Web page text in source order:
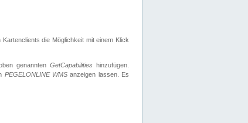
die Möglichkeit mit einem Klick
genannten GetCapabilities hinzufügen.
PEGELONLINE WMSanzeigen lassen. Es